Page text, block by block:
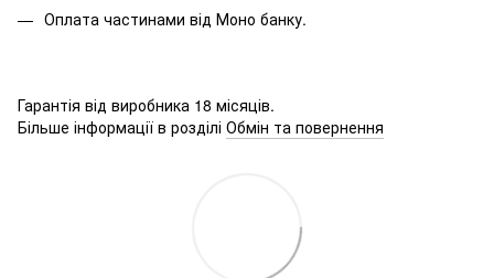
Оплата частинами від Моно банку.
Гарантія від виробника 18 місяців.
Більше інформації в розділі Обмін та повернення